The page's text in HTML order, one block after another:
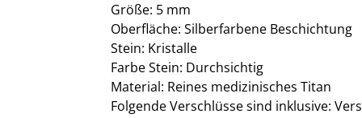
Größe: 5 mm
Oberfläche: Silberfarbene Beschichtung
Stein: Kristalle
Farbe Stein: Durchsichtig
Material: Reines medizinisches Titan
Folgende Verschlüsse sind inklusive: